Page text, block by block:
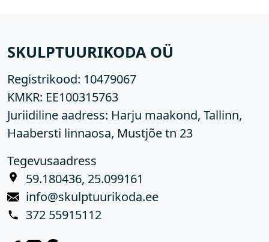
SKULPTUURIKODA OÜ
Registrikood: 10479067
KMKR: EE100315763
Juriidiline aadress: Harju maakond, Tallinn,
Haabersti linnaosa, Mustjõe tn 23
Tegevusaadress
59.180436, 25.099161
info@skulptuurikoda.ee
372 55915112